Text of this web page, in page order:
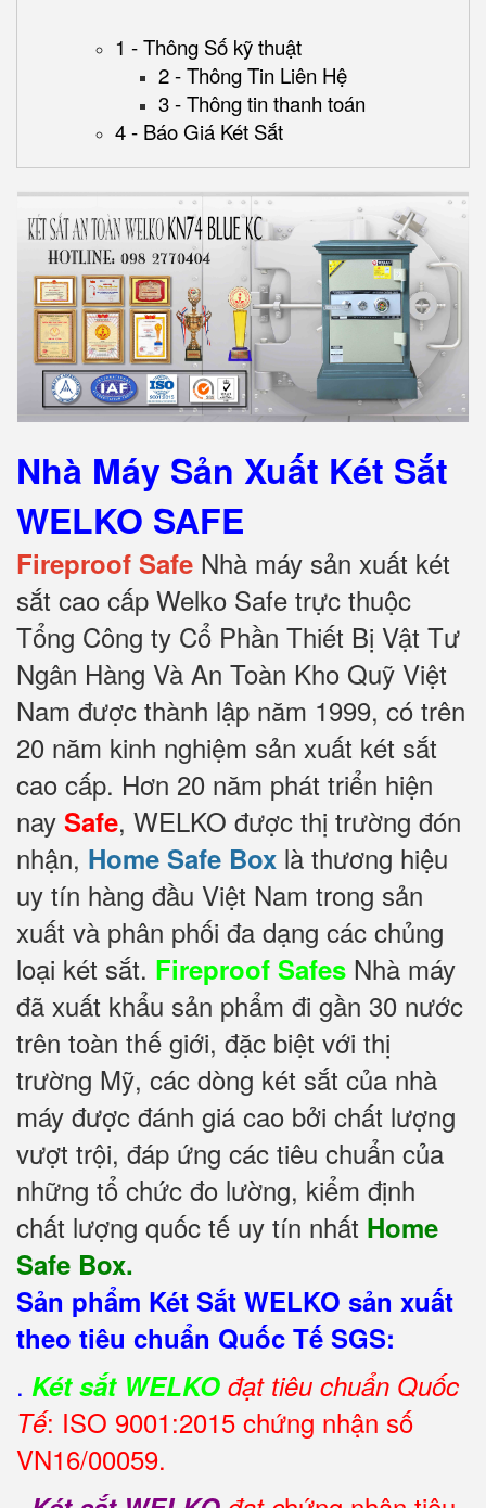
1 - Thông Số kỹ thuật
2 - Thông Tin Liên Hệ
3 - Thông tin thanh toán
4 - Báo Giá Két Sắt
Nhà Máy Sản Xuất Két Sắt
WELKO SAFE
Fireproof Safe Nhà máy sản xuất két
sắt cao cấp Welko Safe trực thuộc
Tổng Công ty Cổ Phần Thiết Bị Vật Tư
Ngân Hàng Và An Toàn Kho Quỹ Việt
Nam được thành lập năm 1999, có trên
20 năm kinh nghiệm sản xuất két sắt
cao cấp. Hơn 20 năm phát triển hiện
nay Safe, WELKO được thị trường đón
nhận, Home Safe Box là thương hiệu
uy tín hàng đầu Việt Nam trong sản
xuất và phân phối đa dạng các chủng
loại két sắt. Fireproof Safes Nhà máy
đã xuất khẩu sản phẩm đi gần 30 nước
trên toàn thế giới, đặc biệt với thị
trường Mỹ, các dòng két sắt của nhà
máy được đánh giá cao bởi chất lượng
vượt trội, đáp ứng các tiêu chuẩn của
những tổ chức đo lường, kiểm định
chất lượng quốc tế uy tín nhất Home
Safe Box.
Sản phẩm Két Sắt WELKO sản xuất
theo tiêu chuẩn Quốc Tế SGS:
. Két sắt WELKO đạt tiêu chuẩn Quốc
Tế: ISO 9001:2015 chứng nhận số
VN16/00059.